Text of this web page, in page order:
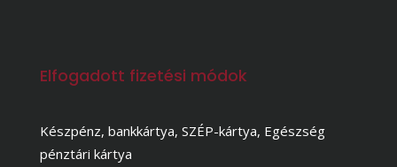
Elfogadott fizetési módok
Készpénz, bankkártya, SZÉP-kártya, Egészség
pénztári kártya